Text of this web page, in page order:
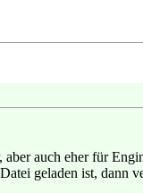
aber auch eher für
geladen ist, dann